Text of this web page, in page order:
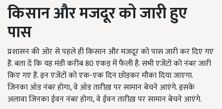
किसान और मजदूर को जारी हुए
पास
प्रशासन की ओर से पहले ही किसान और मजदूर को पास जारी कर दिए गए
हैं. बता दें कि यह मंडी करीब 80 एकड़ में फैली है. सभी एजेंटों को नंबर जारी
किए गए हैं. इन एजेंटों को एक-एक दिन छोड़कर मौका दिया जाएगा.
जिनका ऑड नंबर होगा, वे ऑड तारीख़ पर सामान बेचने आएंगे. इसके
अलावा जिनका ईवन नंबर होगा, वे ईवन तारीख़ पर सामान बेचने आएंगे.